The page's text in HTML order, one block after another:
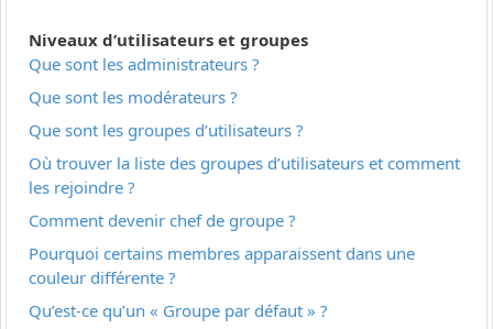
Niveaux d’utilisateurs et groupes
Que sont les administrateurs ?
Que sont les modérateurs ?
Que sont les groupes d’utilisateurs ?
Où trouver la liste des groupes d’utilisateurs et comment
les rejoindre ?
Comment devenir chef de groupe ?
Pourquoi certains membres apparaissent dans une
couleur différente ?
Qu’est-ce qu’un « Groupe par défaut » ?